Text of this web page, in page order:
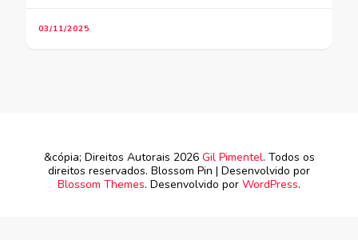
03/11/2025
&cópia; Direitos Autorais 2026 Gil Pimentel. Todos os
direitos reservados. Blossom Pin | Desenvolvido por
Blossom Themes. Desenvolvido por WordPress.